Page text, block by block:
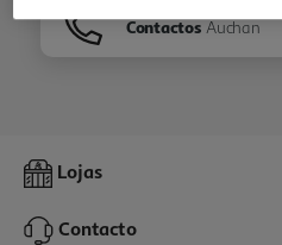
Contactos Auchan
Lojas
Contacto